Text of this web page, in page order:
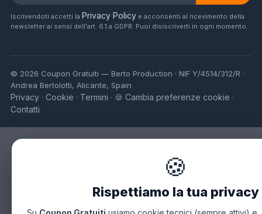
Iscrivendoti accetti la Privacy Policy e acconsenti al ricevimento della
newsletter ai sensi dell'art. 6.1.a GDPR. Puoi disiscriverti in ogni momento.
© 2026 Coupon Gratuiti — Berto Production · NIF Y/4514/312/R ·
Andrea Bertolotti, Alicante, Spain
Privacy · Cookie · Termini · 🍪 Cambia preferenze cookie ·
Contatti
🍪
Rispettiamo la tua privacy